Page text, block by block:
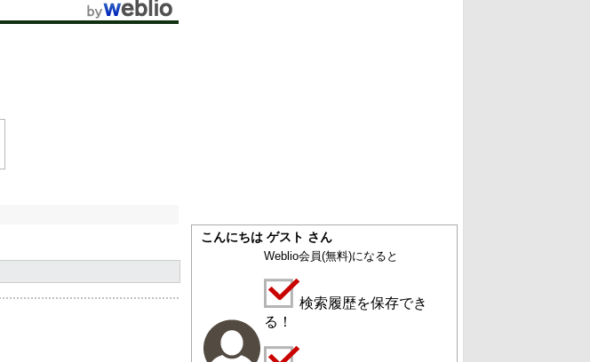
こんにちは ゲスト さん
Weblio会員(無料)になると
検索履歴を保存でき
る！